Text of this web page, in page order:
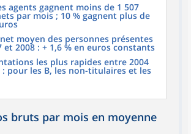
agents gagnent moins de 1 507
par mois ; 10 % gagnent plus de
moyen des personnes présentes
et 2008 : + 1,6 % en euros constants
les plus rapides entre 2004
: pour les B, les non-titulaires et les
bruts par mois en moyenne